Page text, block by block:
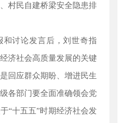
村民自建桥梁安全隐患排
讨论发言后，刘世奇指
济社会高质量发展的关键
回应群众期盼、增进民生
各部门要全面准确领会党
“十五五”时期经济社会发